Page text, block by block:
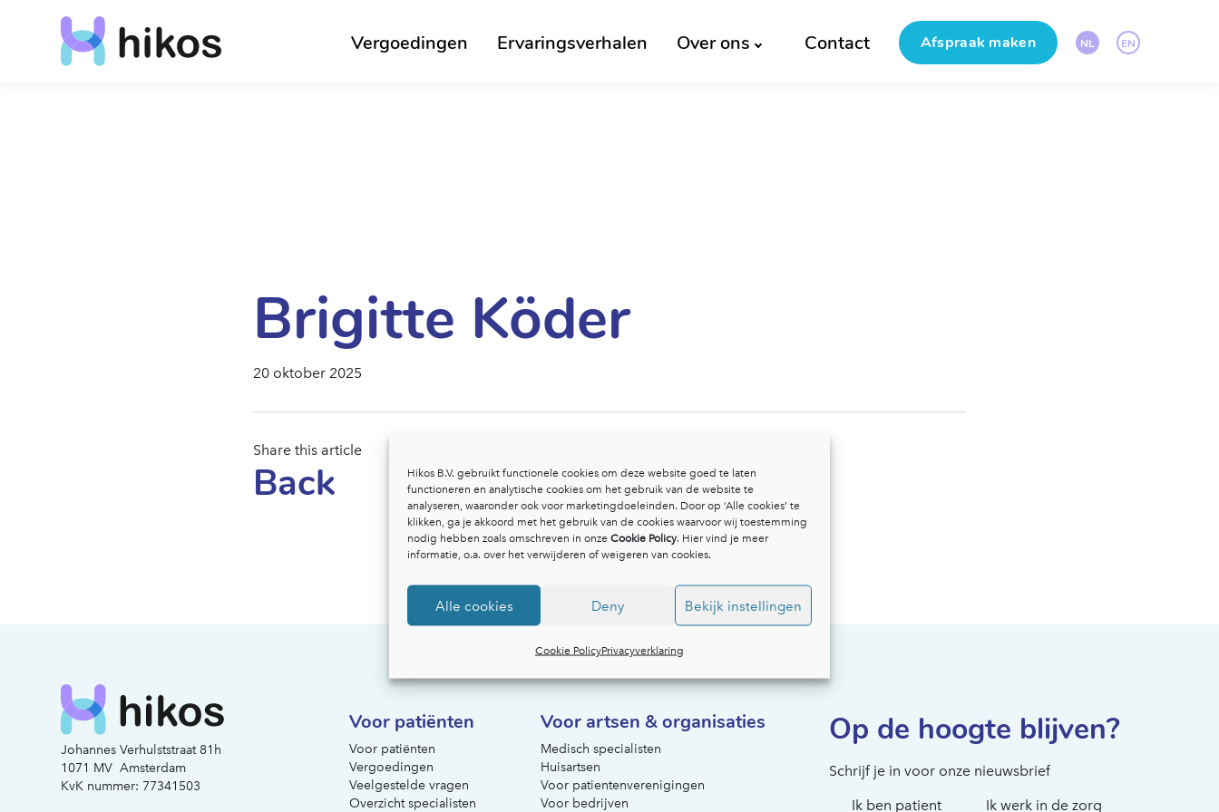
Hikos B.V. gebruikt functionele cookies om deze website goed te laten
functioneren en analytische cookies om het gebruik van de website te
analyseren, waaronder ook voor marketingdoeleinden. Door op ‘Alle cookies’ te
klikken, ga je akkoord met het gebruik van de cookies waarvoor wij toestemming
nodig hebben zoals omschreven in onze Cookie Policy. Hier vind je meer
informatie, o.a. over het verwijderen of weigeren van cookies.
Alle cookies Deny Bekijk instellingen
Cookie PolicyPrivacyverklaring
Vergoedingen Ervaringsverhalen Over ons Contact Afspraak maken NL EN
Brigitte Köder
20 oktober 2025
Share this article
Back
Johannes Verhulststraat 81h
1071 MV Amsterdam
KvK nummer: 77341503
Voor patiënten
Voor patiënten
Vergoedingen
Veelgestelde vragen
Overzicht specialisten
Voor artsen & organisaties
Medisch specialisten
Huisartsen
Voor patientenverenigingen
Voor bedrijven
Op de hoogte blijven?
Schrijf je in voor onze nieuwsbrief
Ik ben patient
Ik werk in de zorg